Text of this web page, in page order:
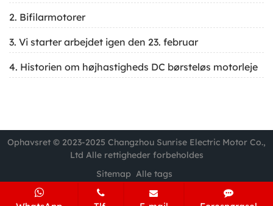
2. Bifilarmotorer
3. Vi starter arbejdet igen den 23. februar
4. Historien om højhastigheds DC børsteløs motorleje
Ophavsret © 2023-2025 Changzhou Sunrise Electric Motor Co.,
Ltd Alle rettigheder forbeholdes
Sitemap Alle tags